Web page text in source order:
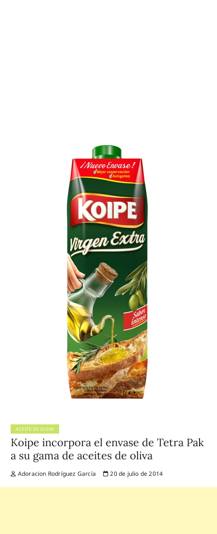
ACEITE DE OLIVA
Koipe incorpora el envase de Tetra Pak
a su gama de aceites de oliva
Adoracion Rodríguez García 20 de julio de 2014